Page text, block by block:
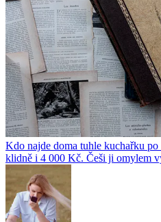
Kdo najde doma tuhle kuchařku
klidně i 4 000 Kč. Češi ji omylem